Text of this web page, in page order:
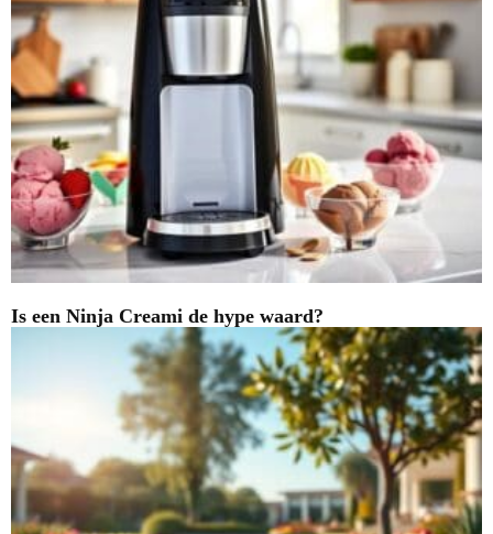
Is een Ninja Creami de hype waard?